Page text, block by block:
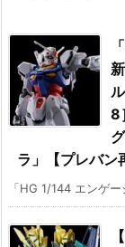
8
ラ」【プレバン
「HG 1/144 エンゲ